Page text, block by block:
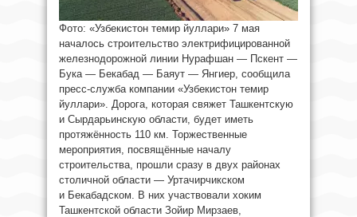
Фото: «Узбекистон темир йуллари» 7 мая
началось строительство электрифицированной
железнодорожной линии Нурафшан — Пскент —
Бука — Бекабад — Баяут — Янгиер, сообщила
пресс-служба компании «Узбекистон темир
йуллари». Дорога, которая свяжет Ташкентскую
и Сырдарьинскую области, будет иметь
протяжённость 110 км. Торжественные
мероприятия, посвящённые началу
строительства, прошли сразу в двух районах
столичной области — Уртачирчикском
и Бекабадском. В них участвовали хоким
Ташкентской области Зойир Мирзаев,